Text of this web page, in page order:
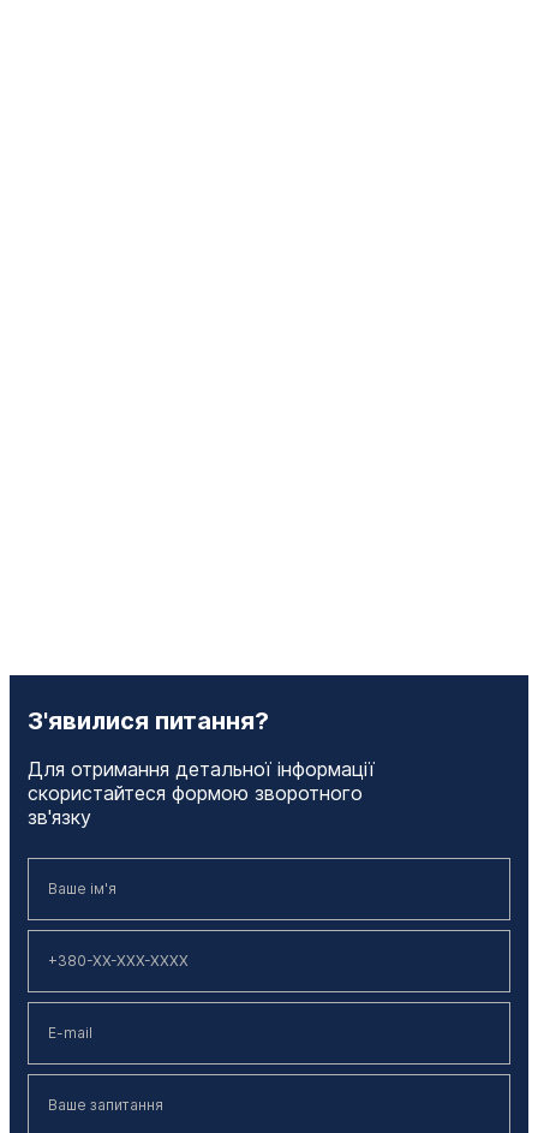
З'явилися питання?
Для отримання детальної інформації
скористайтеся формою зворотного
зв'язку